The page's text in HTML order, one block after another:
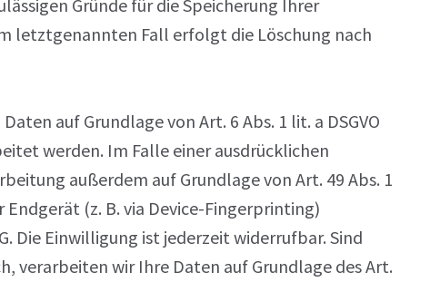
Gründe für die Speicherung Ihrer
letztgenannten Fall erfolgt die Löschung nach
auf Grundlage von Art. 6 Abs. 1 lit. a DSGVO
werden. Im Falle einer ausdrücklichen
außerdem auf Grundlage von Art. 49 Abs. 1
Endgerät (z. B. via Device-Fingerprinting)
Die Einwilligung ist jederzeit widerrufbar. Sind
verarbeiten wir Ihre Daten auf Grundlage des Art.